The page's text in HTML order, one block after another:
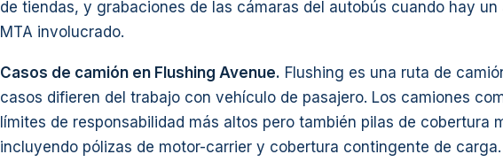
de tiendas, y grabaciones de las cámaras del autobús cuando hay un
MTA involucrado.
Casos de camión en Flushing Avenue. Flushing es una ruta de
casos difieren del trabajo con vehículo de pasajero. Los camiones
límites de responsabilidad más altos pero también pilas de cobertura
incluyendo pólizas de motor-carrier y cobertura contingente de carga.